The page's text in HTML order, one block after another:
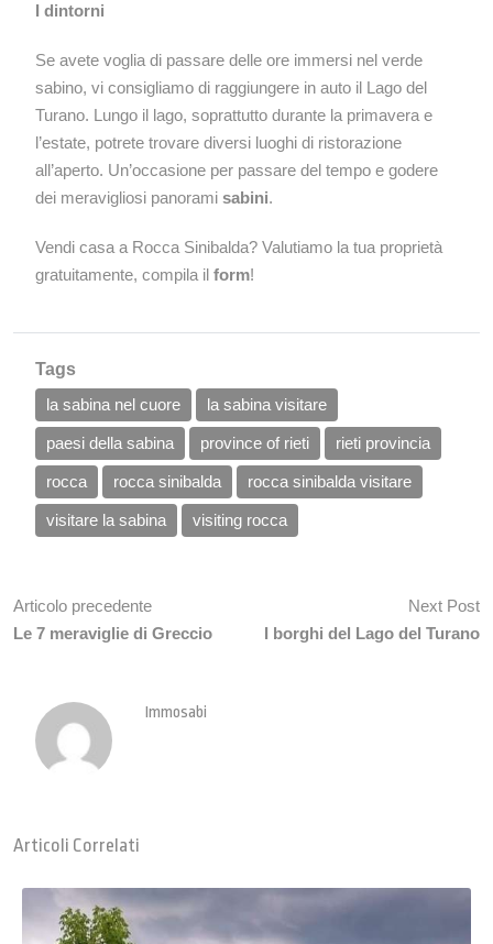
I dintorni
Se avete voglia di passare delle ore immersi nel verde
sabino, vi consigliamo di raggiungere in auto il Lago del
Turano. Lungo il lago, soprattutto durante la primavera e
l’estate, potrete trovare diversi luoghi di ristorazione
all’aperto. Un’occasione per passare del tempo e godere
dei meravigliosi panorami sabini.
Vendi casa a Rocca Sinibalda? Valutiamo la tua proprietà
gratuitamente, compila il form!
Tags
la sabina nel cuore
la sabina visitare
paesi della sabina province of rieti rieti provincia
rocca rocca sinibalda rocca sinibalda visitare
visitare la sabina visiting rocca
Articolo precedente
Le 7 meraviglie di Greccio
Next Post
I borghi del Lago del Turano
Immosabi
Articoli Correlati